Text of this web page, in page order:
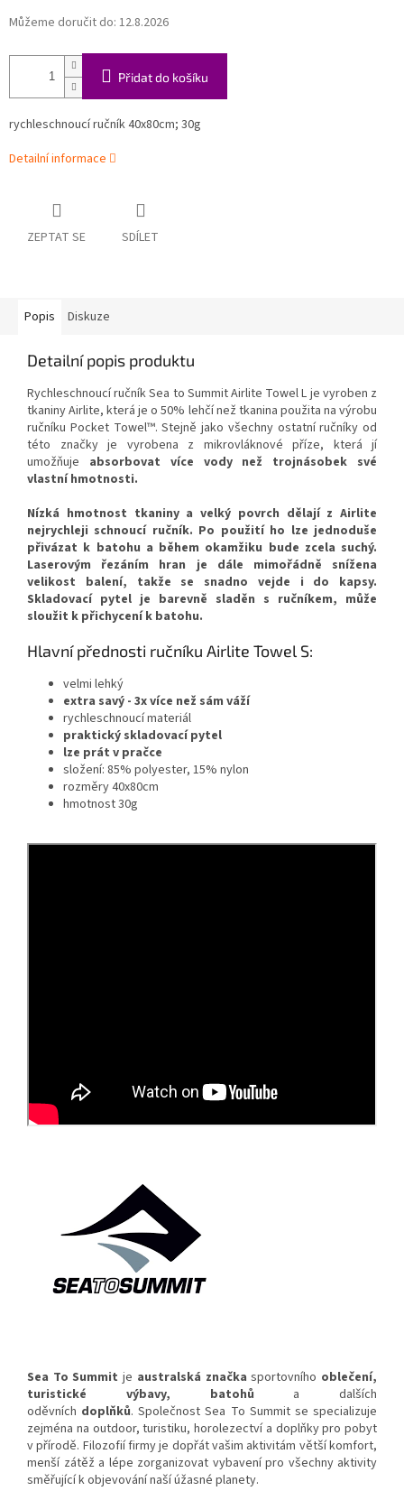
Můžeme doručit do: 12.8.2026
Přidat do košíku
rychleschnoucí ručník40x80cm; 30g
Detailní informace
ZEPTAT SE SDÍLET
Popis Diskuze
Detailní popis produktu
Rychleschnoucí ručníkSea to SummitAirlite Towel L je vyroben z
tkaniny Airlite, která je o 50% lehčí než tkanina použita na výrobu
ručníku Pocket Towel™. Stejně jako všechny ostatní ručníky od
této značky je vyrobena z mikrovláknové příze, která jí
umožňuje
absorbovat více vody než trojnásobek své
vlastní hmotnosti.
Nízká hmotnost tkaniny a velký povrch dělají z Airlite
nejrychleji schnoucí ručník. Po použití ho lze jednoduše
přivázat k batohu a během okamžiku bude zcela suchý.
Laserovým řezáním hran je dále mimořádně snížena
velikost balení, takže se snadno vejde i do kapsy.
Skladovací pytel je barevně sladěn s ručníkem, může
sloužit k přichycení k batohu.
Hlavní přednosti ručníku Airlite Towel S:
velmi lehký
extra savý - 3x více než sám váží
rychleschnoucí materiál
praktický skladovací pytel
lze prát v pračce
složení: 85% polyester, 15% nylon
rozměry 40x80cm
hmotnost 30g
Sea To Summit je australská značka sportovního oblečení,
turistické výbavy, batohů
a dalších
oděvních doplňků. Společnost Sea To Summit se specializuje
zejména na outdoor, turistiku, horolezectví a doplňky pro pobyt
v přírodě. Filozofií firmy je dopřát vašim aktivitám větší komfort,
menší zátěž a lépe zorganizovat vybavení pro všechny aktivity
směřující k objevování naší úžasné planety.